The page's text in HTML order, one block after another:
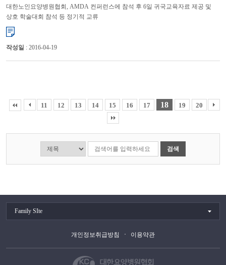
대한노인요양병원협회, AMDA 컨퍼런스에 참석 후 6일 귀국교육자료 제공 및
상호 학술대회 참석 등 정기적 교류
협의 대한노인요양병원협회는 ‘미국병원장협회(AMDA : American Medical Diretor
Association)’의 초청으로 요...
작성일 : 2016-04-19
11 12 13 14 15 16 17 18 19 20
검색
Family SIte
개인정보취급방침 이용약관